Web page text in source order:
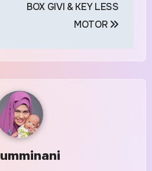
BOX GIVI & KEY LESS
MOTOR
umminani